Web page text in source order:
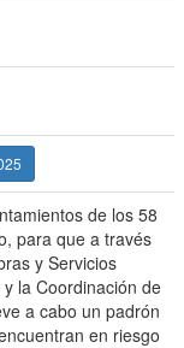
de los 58
para que a través
y Servicios
la Coordinación de
a cabo un padrón
en riesgo